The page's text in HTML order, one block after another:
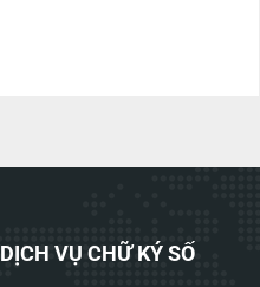
DỊCH VỤ CHỮ KÝ SỐ